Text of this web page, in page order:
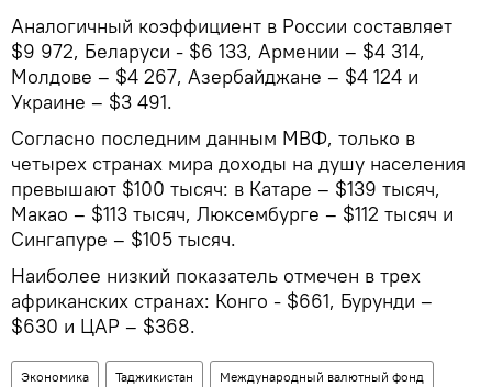
Аналогичный коэффициент в России составляет
$9 972, Беларуси - $6 133, Армении – $4 314,
Молдове – $4 267, Азербайджане – $4 124 и
Украине – $3 491.
Согласно последним данным МВФ, только в
четырех странах мира доходы на душу населения
превышают $100 тысяч: в Катаре – $139 тысяч,
Макао – $113 тысяч, Люксембурге – $112 тысяч и
Сингапуре – $105 тысяч.
Наиболее низкий показатель отмечен в трех
африканских странах: Конго - $661, Бурунди –
$630 и ЦАР – $368.
Экономика Таджикистан Международный валютный фонд